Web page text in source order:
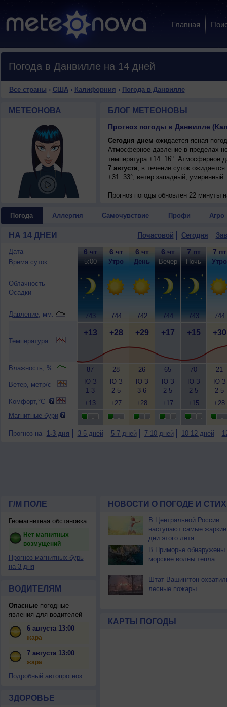
Главная
Погода в Данвилле на 14 дней
Все страны › США› Калифорния › Погода в Данвилле
МЕТЕОНОВА БЛОГ МЕТЕОНОВЫ
Прогноз погоды в Данвилле
Сегодня днем ожидается ясная
Атмосферное давление в пределах
температура +14..16°. Атмосферное
7 августа, в течение суток
+31..33°, ветер западный, умеренный.
Прогноз погоды обновлен 22 минуты
Погода Аллергия Самочувствие Профи Агро
НА 14 ДНЕЙ Почасовой Сегодня
Дата
Время суток
Облачность
Осадки
Давление, мм.
Температура
Влажность, %
Ветер, метр/с
Комфорт,°C
Магнитные бури
6 чт
5:00
743
+13
87
Ю-З
1-3
+13
6 чт
Утро
744
+28
28
Ю-З
2-5
+27
6 чт
День
742
+29
26
Ю-З
3-6
+28
6 чт
Вечер
744
+17
65
Ю-З
2-5
+17
7 пт
Ночь
743
+15
70
Ю-З
2-5
+15
7 пт
Утро
744
+30
21
Ю-З
2-5
+28
Прогноз на 1-3 дня 3-5 дней 5-7 дней 7-10 дней 10-12 дней
Г/М ПОЛЕ
Геомагнитная обстановка
Нет магнитных
возмущений
Прогноз магнитных бурь
на 3 дня
ВОДИТЕЛЯМ
Опасныепогодные
явления для водителей
6 августа 13:00
жара
7 августа 13:00
жара
Подробный автопрогноз
ЗДОРОВЬЕ
НОВОСТИ О ПОГОДЕ И
В Центральной России
наступают самые жаркие
дни этого лета
В Приморье обнаружены
морские волны тепла
Штат Вашингтон
лесные пожары
КАРТЫ ПОГОДЫ